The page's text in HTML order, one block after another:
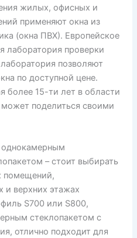
жилых, офисных и
применяют окна из
(окна ПВХ). Европейское
лаборатория проверки
позволяют
по доступной цене.
более 15-ти лет в области
поделиться своими
– стоит выбирать
помещений,
и верхних этажах
S700 или S800,
стеклопакетом с
отлично подходит для